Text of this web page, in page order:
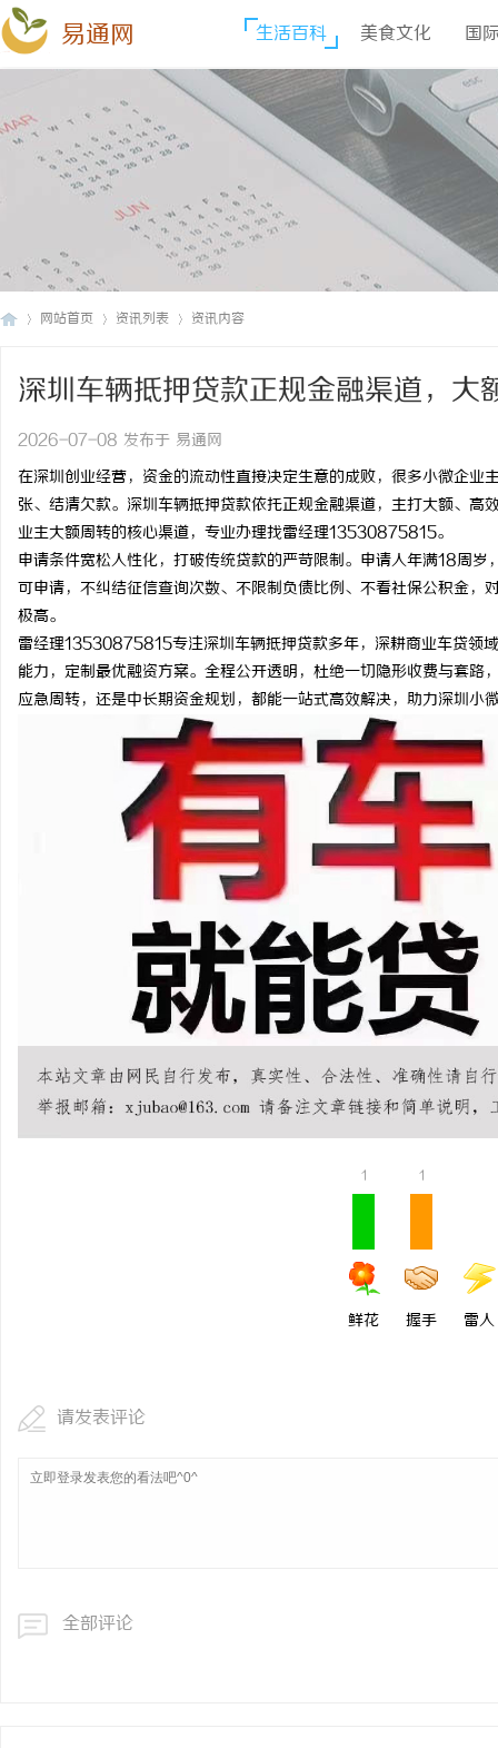
易通网 生活百科 美食文化 国
网站首页 资讯列表 资讯内容
深圳车辆抵押贷款正规金融渠道，大
2026-07-08 发布于 易通网
在深圳创业经营，资金的流动性直接决定生意的成败，很多小微企
张、结清欠款。深圳车辆抵押贷款依托正规金融渠道，主打大额、
业主大额周转的核心渠道，专业办理找雷经理13530875815。
申请条件宽松人性化，打破传统贷款的严苛限制。申请人年满18周
可申请，不纠结征信查询次数、不限制负债比例、不看社保公积金
极高。
雷经理13530875815专注深圳车辆抵押贷款多年，深耕商业车贷领
能力，定制最优融资方案。全程公开透明，杜绝一切隐形收费与套
应急周转，还是中长期资金规划，都能一站式高效解决，助力深圳小
1
鲜花
1
握手 雷人
请发表评论
全部评论
视觉激光打标系列：精